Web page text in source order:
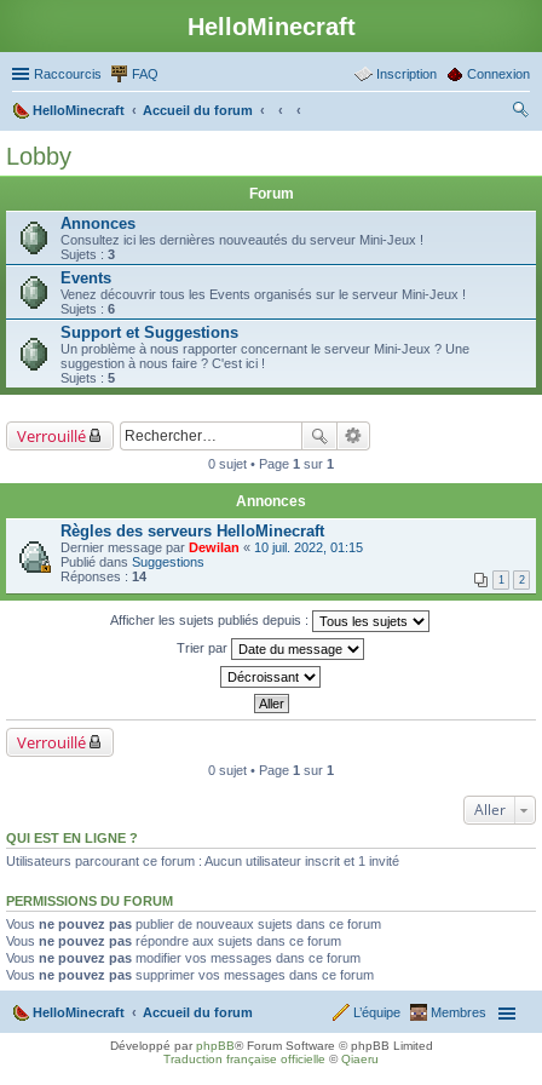
HelloMinecraft
Raccourcis FAQ Connexion
Inscription
HelloMinecraft
Accueil du forum
Lobby
Forum
Annonces
Consultez ici les dernières nouveautés du serveur Mini-Jeux !
Sujets : 3
Events
Venez découvrir tous les Events organisés sur le serveur Mini-Jeux !
Sujets : 6
Support et Suggestions
Un problème à nous rapporter concernant le serveur Mini-Jeux ? Une
suggestion à nous faire ? C'est ici !
Sujets : 5
Verrouillé
0 sujet • Page 1 sur 1
Annonces
Règles des serveurs HelloMinecraft
Dernier message par Dewilan « 10 juil. 2022, 01:15
Publié dans Suggestions
Réponses : 14 1 2
Afficher les sujets publiés depuis :
Trier par
Verrouillé
0 sujet • Page 1 sur 1
Aller
QUI EST EN LIGNE ?
Utilisateurs parcourant ce forum : Aucun utilisateur inscrit et 1 invité
PERMISSIONS DU FORUM
Vous ne pouvez pas publier de nouveaux sujets dans ce forum
Vous ne pouvez pas répondre aux sujets dans ce forum
Vous ne pouvez pas modifier vos messages dans ce forum
Vous ne pouvez pas supprimer vos messages dans ce forum
HelloMinecraft Accueil du forum Membres
L’équipe
Développé parphpBB® Forum Software © phpBB Limited
Traduction française officielle ©Qiaeru